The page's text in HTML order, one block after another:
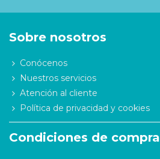
Sobre nosotros
Conócenos
Nuestros servicios
Atención al cliente
Política de privacidad y cookies
Condiciones de compra